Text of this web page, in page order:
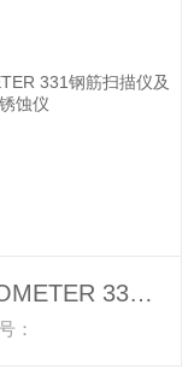
英国易高ELCOMETER 331钢筋扫描仪及钢筋锈蚀仪
：